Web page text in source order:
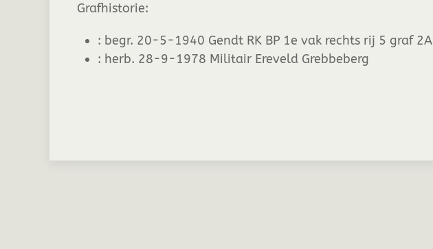
Grafhistorie:
: begr. 20-5-1940 Gendt RK BP 1e vak rechts rij 5 graf 2A
: herb. 28-9-1978 Militair Ereveld Grebbeberg